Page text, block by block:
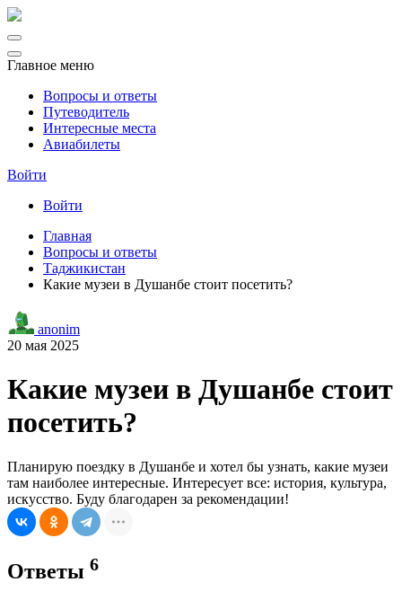
Главное меню
Вопросы и ответы
Путеводитель
Интересные места
Авиабилеты
Войти
Войти
Главная
Вопросы и ответы
Таджикистан
Какие музеи в Душанбе стоит посетить?
anonim
20 мая 2025
Какие музеи в Душанбе стоит
посетить?
Планирую поездку в Душанбе и хотел бы узнать, какие музеи
там наиболее интересные. Интересует все: история, культура,
искусство. Буду благодарен за рекомендации!
Ответы 6